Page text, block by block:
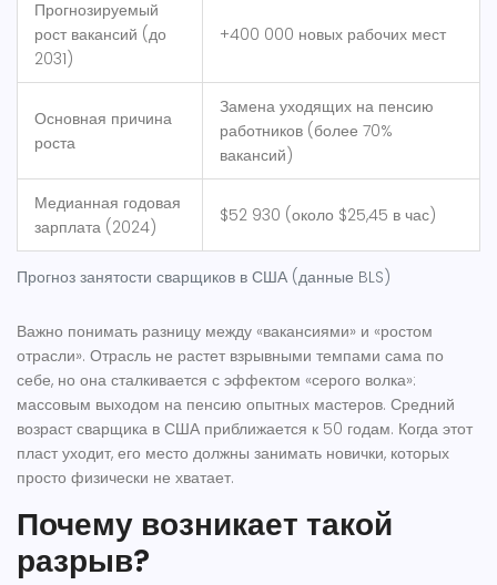
Прогноз занятости сварщиков в США (данные BLS)
Прогнозируемый
рост вакансий (до
2031)
+400 000 новых рабочих мест
Основная причина
роста
Замена уходящих на пенсию
работников (более 70%
вакансий)
Медианная годовая
зарплата (2024)
$52 930 (около $25,45 в час)
Важно понимать разницу между «вакансиями» и «ростом
отрасли». Отрасль не растет взрывными темпами сама по
себе, но она сталкивается с эффектом «серого волка»:
массовым выходом на пенсию опытных мастеров. Средний
возраст сварщика в США приближается к 50 годам. Когда этот
пласт уходит, его место должны занимать новички, которых
просто физически не хватает.
Почему возникает такой
разрыв?